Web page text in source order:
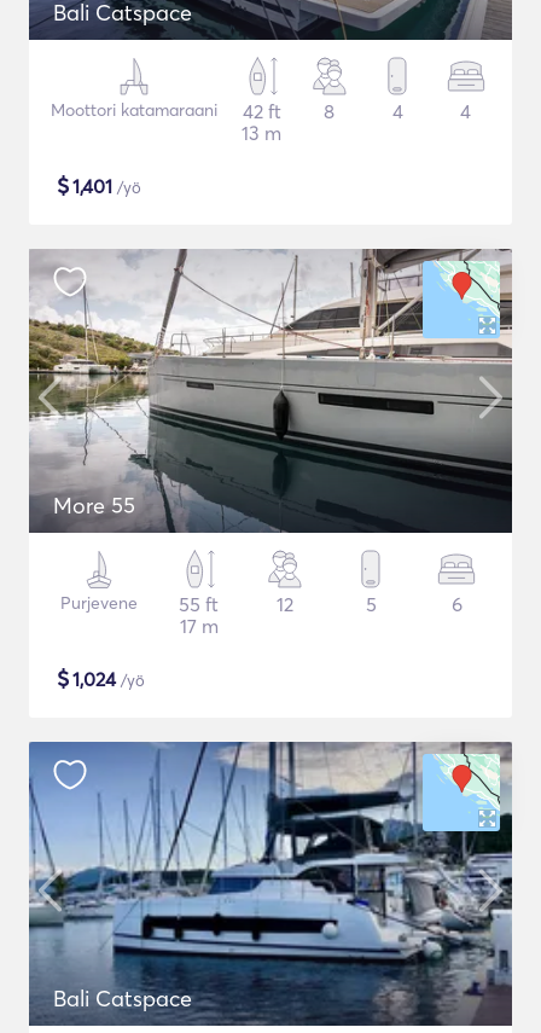
Bali Catspace
Moottori katamaraani
42 ft
13 m
8 4 4
$1,401 /yö
More 55
Purjevene
55 ft
17 m
12 5 6
$1,024/yö
Bali Catspace